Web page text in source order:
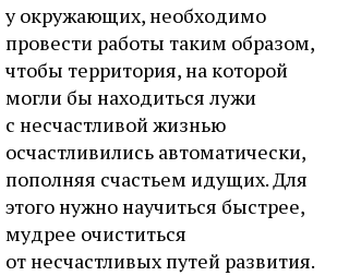
у окружающих, необходимо
провести работы таким образом,
чтобы территория, на которой
могли бы находиться лужи
с несчастливой жизнью
осчастливились автоматически,
пополняя счастьем идущих. Для
этого нужно научиться быстрее,
мудрее очиститься
от несчастливых путей развития.